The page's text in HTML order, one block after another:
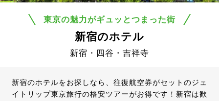
東京の魅力がギュッとつまった街
新宿のホテル
新宿・四谷・吉祥寺
新宿のホテルをお探しなら、往復航空券がセットのジェ
イトリップ東京旅行の格安ツアーがお得です！新宿は歓